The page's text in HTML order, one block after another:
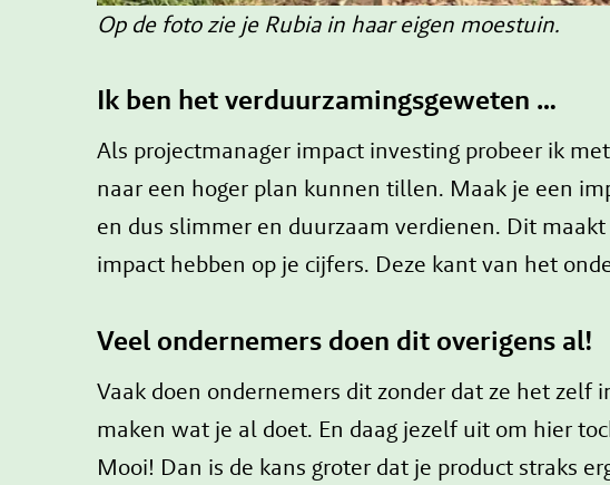
Op de foto zie je Rubia in haar eigen moestuin.
Ik ben het verduurzamingsgeweten …
Als projectmanager impact investing probeer ik
naar een hoger plan kunnen tillen. Maak je een
en dus slimmer en duurzaam verdienen. Dit
impact hebben op je cijfers. Deze kant van het
Veel ondernemers doen dit overigens al!
Vaak doen ondernemers dit zonder dat ze het
maken wat je al doet. En daag jezelf uit om hier
Mooi! Dan is de kans groter dat je product straks